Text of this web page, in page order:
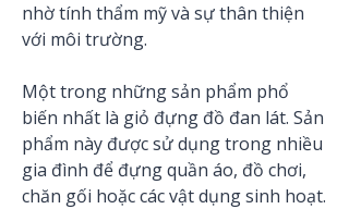
nhờ tính thẩm mỹ và sự thân thiện
với môi trường.
Một trong những sản phẩm phổ
biến nhất là giỏ đựng đồ đan lát. Sản
phẩm này được sử dụng trong nhiều
gia đình để đựng quần áo, đồ chơi,
chăn gối hoặc các vật dụng sinh hoạt.